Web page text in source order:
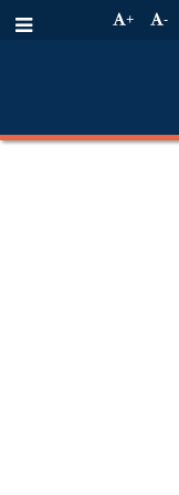
+ -